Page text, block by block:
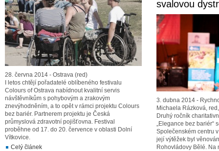
28. června 2014 - Ostrava (red)
I letos chtějí pořadatelé oblíbeného festivalu
Colours of Ostrava nabídnout kvalitní servis
návštěvníkům s pohybovým a zrakovým
znevýhodněním, a to opět v rámci projektu Colours
bez bariér. Partnerem projektu je Česká
průmyslová zdravotní pojišťovna. Festival
proběhne od 17. do 20. července v oblasti Dolní
Vítkovice.
Celý článek
svalovou
3. dubna 2014 -
Michaela Rázková,
Druhý ročník
„Elegance bez bariér“
Společenském centru
její výtěžek byl
Rohovládovy Bělé. Na